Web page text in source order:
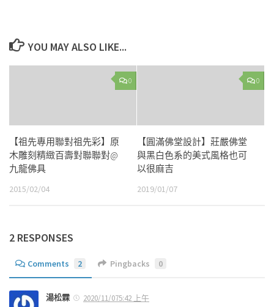
YOU MAY ALSO LIKE...
0
【祖先專用聯對祖先彩】原
木雕刻精緻百壽對聯聯對@
九龍佛具
2015/02/04
0
【圓滿佛堂設計】莊嚴佛堂
與黑白色系的美式風格也可
以很麻吉
2019/01/07
2 RESPONSES
Comments 2 Pingbacks 0
湯松霖
2020/11/075:42 上午